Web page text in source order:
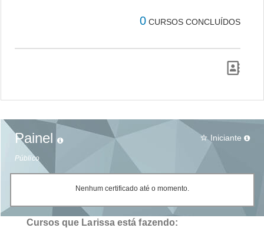
0 CURSOS CONCLUÍDOS
Painel
Público
star_border Iniciante
Nenhum certificado até o momento.
Cursos que Larissa está fazendo: